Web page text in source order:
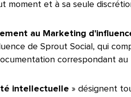
moment et à sa seule
au Marketing
de Sprout Social, qui
correspondant au
intellectuelle » désignent